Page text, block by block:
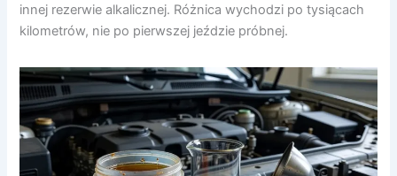
innej rezerwie alkalicznej. Różnica wychodzi po tysiącach
kilometrów, nie po pierwszej jeździe próbnej.